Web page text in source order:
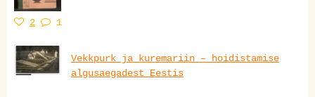
2 1
Vekkpurk ja kuremariin – hoidistamise
algusaegadest Eestis